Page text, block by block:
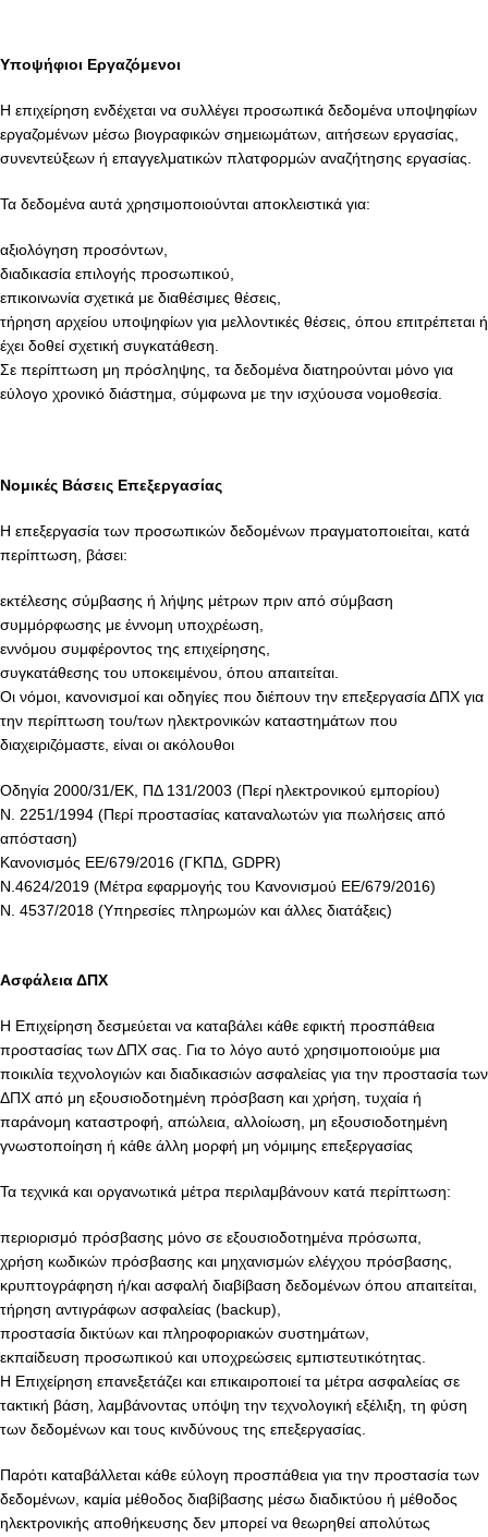
Υποψήφιοι Εργαζόμενοι
Η επιχείρηση ενδέχεται να συλλέγει προσωπικά δεδομένα υποψηφίων
εργαζομένων μέσω βιογραφικών σημειωμάτων, αιτήσεων εργασίας,
συνεντεύξεων ή επαγγελματικών πλατφορμών αναζήτησης εργασίας.
Τα δεδομένα αυτά χρησιμοποιούνται αποκλειστικά για:
αξιολόγηση προσόντων,
διαδικασία επιλογής προσωπικού,
επικοινωνία σχετικά με διαθέσιμες θέσεις,
τήρηση αρχείου υποψηφίων για μελλοντικές θέσεις, όπου επιτρέπεται ή
έχει δοθεί σχετική συγκατάθεση.
Σε περίπτωση μη πρόσληψης, τα δεδομένα διατηρούνται μόνο για
εύλογο χρονικό διάστημα, σύμφωνα με την ισχύουσα νομοθεσία.
Νομικές Βάσεις Επεξεργασίας
Η επεξεργασία των προσωπικών δεδομένων πραγματοποιείται, κατά
περίπτωση, βάσει:
εκτέλεσης σύμβασης ή λήψης μέτρων πριν από σύμβαση
συμμόρφωσης με έννομη υποχρέωση,
εννόμου συμφέροντος της επιχείρησης,
συγκατάθεσης του υποκειμένου, όπου απαιτείται.
Οι νόμοι, κανονισμοί και οδηγίες που διέπουν την επεξεργασία ΔΠΧ για
την περίπτωση του/των ηλεκτρονικών καταστημάτων που
διαχειριζόμαστε, είναι οι ακόλουθοι
Οδηγία 2000/31/ΕΚ, ΠΔ 131/2003 (Περί ηλεκτρονικού εμπορίου)
Ν. 2251/1994 (Περί προστασίας καταναλωτών για πωλήσεις από
απόσταση)
Κανονισμός ΕΕ/679/2016 (ΓΚΠΔ, GDPR)
Ν.4624/2019 (Μέτρα εφαρμογής του Κανονισμού ΕΕ/679/2016)
Ν. 4537/2018 (Υπηρεσίες πληρωμών και άλλες διατάξεις)
Ασφάλεια ΔΠΧ
Η Επιχείρηση δεσμεύεται να καταβάλει κάθε εφικτή προσπάθεια
προστασίας των ΔΠΧ σας. Για το λόγο αυτό χρησιμοποιούμε μια
ποικιλία τεχνολογιών και διαδικασιών ασφαλείας για την προστασία των
ΔΠΧ από μη εξουσιοδοτημένη πρόσβαση και χρήση, τυχαία ή
παράνομη καταστροφή, απώλεια, αλλοίωση, μη εξουσιοδοτημένη
γνωστοποίηση ή κάθε άλλη μορφή μη νόμιμης επεξεργασίας
Τα τεχνικά και οργανωτικά μέτρα περιλαμβάνουν κατά περίπτωση:
περιορισμό πρόσβασης μόνο σε εξουσιοδοτημένα πρόσωπα,
χρήση κωδικών πρόσβασης και μηχανισμών ελέγχου πρόσβασης,
κρυπτογράφηση ή/και ασφαλή διαβίβαση δεδομένων όπου απαιτείται,
τήρηση αντιγράφων ασφαλείας (backup),
προστασία δικτύων και πληροφοριακών συστημάτων,
εκπαίδευση προσωπικού και υποχρεώσεις εμπιστευτικότητας.
Η Επιχείρηση επανεξετάζει και επικαιροποιεί τα μέτρα ασφαλείας σε
τακτική βάση, λαμβάνοντας υπόψη την τεχνολογική εξέλιξη, τη φύση
των δεδομένων και τους κινδύνους της επεξεργασίας.
Παρότι καταβάλλεται κάθε εύλογη προσπάθεια για την προστασία των
δεδομένων, καμία μέθοδος διαβίβασης μέσω διαδικτύου ή μέθοδος
ηλεκτρονικής αποθήκευσης δεν μπορεί να θεωρηθεί απολύτως